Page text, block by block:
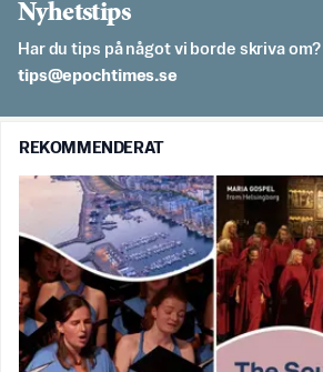
Nyhetstips
Har du tips på något vi borde skriva om?
es.semithcope@spit
REKOMMENDERAT